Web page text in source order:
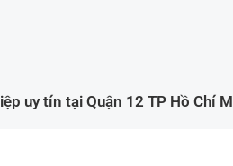
uy tín tại Quận 12 TP Hồ Chí